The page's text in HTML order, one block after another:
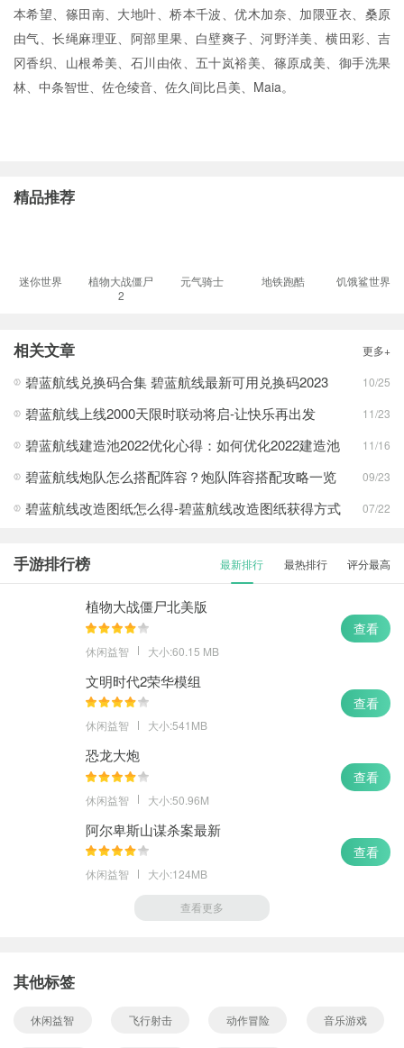
本希望、篠田南、大地叶、桥本千波、优木加奈、加隈亚衣、桑原
由气、长绳麻理亚、阿部里果、白壁爽子、河野洋美、横田彩、吉
冈香织、山根希美、石川由依、五十岚裕美、篠原成美、御手洗果
林、中条智世、佐仓绫音、佐久间比吕美、Maia。
精品推荐
迷你世界
植物大战僵尸
2
元气骑士 地铁跑酷 饥饿鲨世界
相关文章 更多+
碧蓝航线兑换码合集 碧蓝航线最新可用兑换码2023 10/25
碧蓝航线上线2000天限时联动将启-让快乐再出发 11/23
碧蓝航线建造池2022优化心得：如何优化2022建造池 11/16
碧蓝航线炮队怎么搭配阵容？炮队阵容搭配攻略一览 09/23
碧蓝航线改造图纸怎么得-碧蓝航线改造图纸获得方式 07/22
手游排行榜 最新排行 最热排行 评分最高
植物大战僵尸北美版
休闲益智 大小:60.15 MB
查看
文明时代2荣华模组
休闲益智 大小:541MB
查看
恐龙大炮
休闲益智 大小:50.96M
查看
阿尔卑斯山谋杀案最新
休闲益智 大小:124MB
查看
查看更多
其他标签
休闲益智 飞行射击 动作冒险 音乐游戏